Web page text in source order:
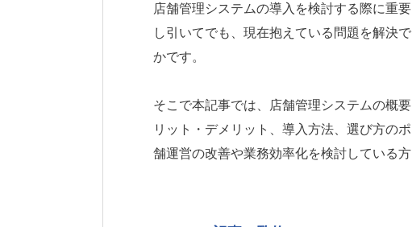
店舗管理システムの導入を検討する際に重
し引いてでも、現在抱えている問題を解決
かです。
そこで本記事では、店舗管理システムの概
リット・デメリット、導入方法、選び方の
舗運営の改善や業務効率化を検討している